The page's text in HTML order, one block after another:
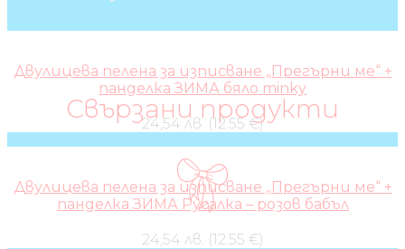
Свързани продукти
Двулицева пелена за изписване „Прегърни ме“ +
панделка ЗИМА бяло minky
24,54 лв. (12.55 €)
Двулицева пелена за изписване „Прегърни ме“ +
панделка ЗИМА Русалка – розов бабъл
24,54 лв. (12.55 €)